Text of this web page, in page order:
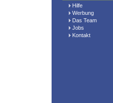
Hilfe
Werbung
Das Team
Jobs
Kontakt